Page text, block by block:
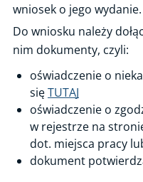
wniosek o jego
Do wniosku należy
nim dokumenty, czyli:
oświadczenie o
sięTUTAJ
oświadczenie o
w rejestrze na
dot. miejsca pracy
dokument